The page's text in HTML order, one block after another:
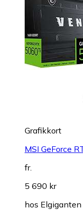
Grafikkort
MSI GeForce
fr.
5 690 kr
hos Elgiganten